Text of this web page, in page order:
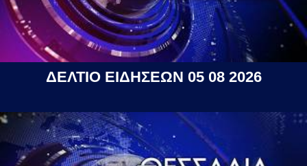
ΔΕΛΤΙΟ ΕΙΔΗΣΕΩΝ 05 08 2026